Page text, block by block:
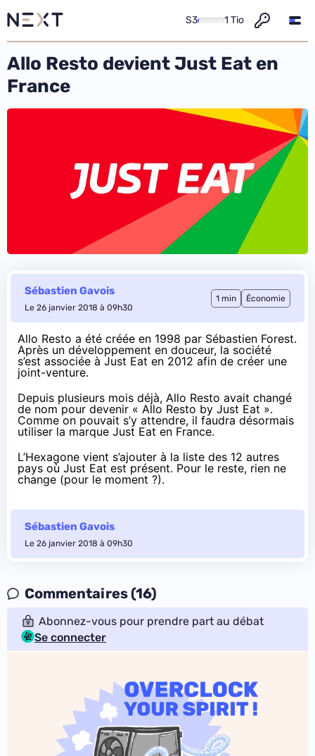
S3 1 Tio
Allo Resto devient Just Eat en
France
Sébastien Gavois
Le 26 janvier 2018 à 09h30
1 min Économie
Allo Resto a été créée en 1998 par Sébastien Forest.
Après un développement en douceur, la société
s’est associée à Just Eat en 2012 afin de créer une
joint-venture.
Depuis plusieurs mois déjà, Allo Resto avait changé
de nom pour devenir « Allo Resto by Just Eat ».
Comme on pouvait s’y attendre, il faudra désormais
utiliser la marque Just Eat en France.
L’Hexagone vient s’ajouter à la liste des 12 autres
pays où Just Eat est présent. Pour le reste, rien ne
change (pour le moment ?).
Sébastien Gavois
Le 26 janvier 2018 à 09h30
Commentaires (16)
Abonnez-vous pour prendre part au débat
Se connecter